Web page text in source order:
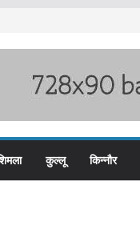
कुल्लू किन्नौर